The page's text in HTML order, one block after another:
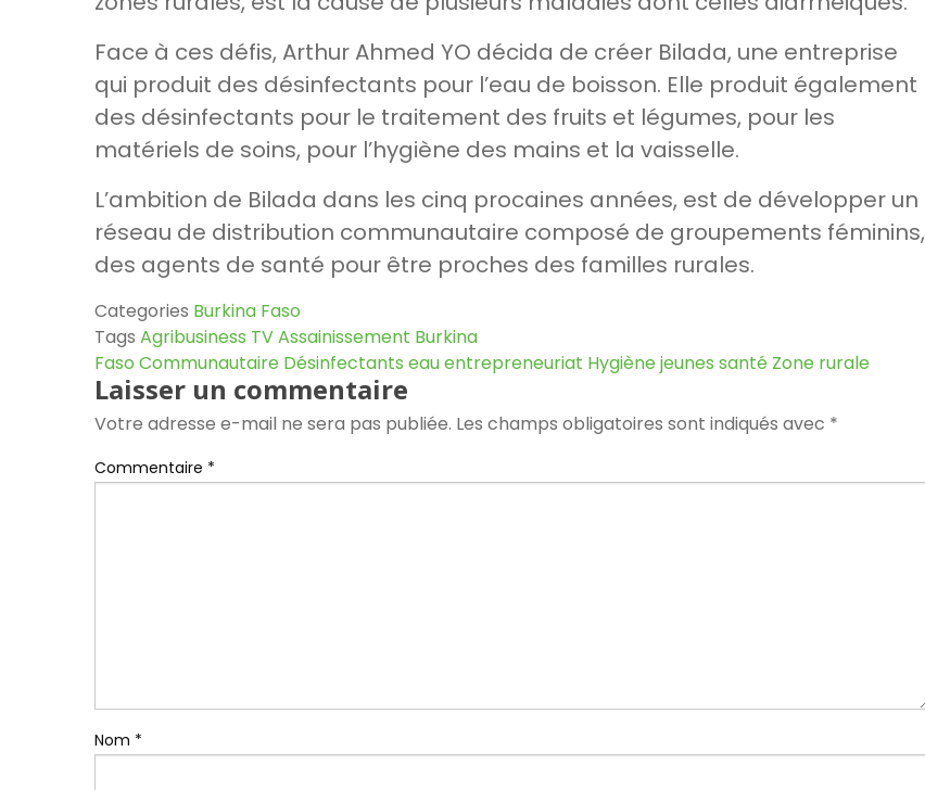
Face à ces défis, Arthur Ahmed YO décida de créer Bilada, une entreprise
qui produit des désinfectants pour l’eau de boisson. Elle produit également
des désinfectants pour le traitement des fruits et légumes, pour les
matériels de soins, pour l’hygiène des mains et la vaisselle.
L’ambition de Bilada dans les cinq procaines années, est de développer un
réseau de distribution communautaire composé de groupements féminins,
des agents de santé pour être proches des familles rurales.
Categories Burkina Faso
Tags Agribusiness TVAssainissement Burkina
Faso Communautaire Désinfectants eauentrepreneuriat Hygiènejeunes santé Zone rurale
Laisser un commentaire
Votre adresse e-mail ne sera pas publiée. Les champs obligatoires sont indiqués avec *
Commentaire *
Nom *